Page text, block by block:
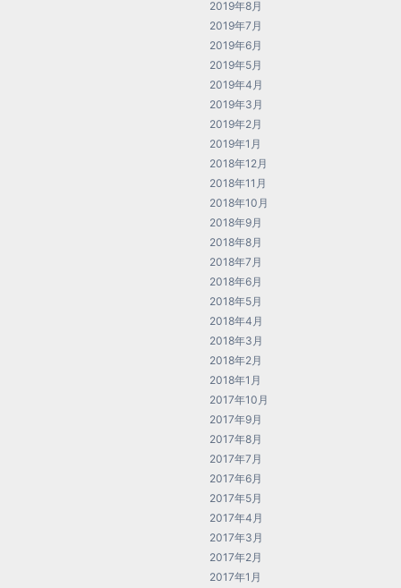
2019年8月
2019年7月
2019年6月
2019年5月
2019年4月
2019年3月
2019年2月
2019年1月
2018年12月
2018年11月
2018年10月
2018年9月
2018年8月
2018年7月
2018年6月
2018年5月
2018年4月
2018年3月
2018年2月
2018年1月
2017年10月
2017年9月
2017年8月
2017年7月
2017年6月
2017年5月
2017年4月
2017年3月
2017年2月
2017年1月